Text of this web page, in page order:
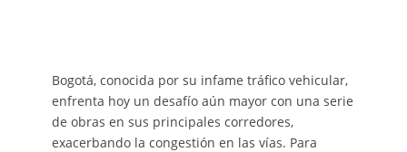
Bogotá, conocida por su infame tráfico vehicular,
enfrenta hoy un desafío aún mayor con una serie
de obras en sus principales corredores,
exacerbando la congestión en las vías. Para